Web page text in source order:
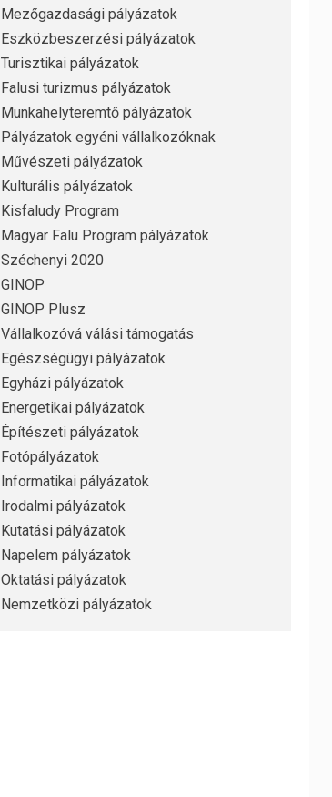
Mezőgazdasági pályázatok
Eszközbeszerzési pályázatok
Turisztikai pályázatok
Falusi turizmus pályázatok
Munkahelyteremtő pályázatok
Pályázatok egyéni vállalkozóknak
Művészeti pályázatok
Kulturális pályázatok
Kisfaludy Program
Magyar Falu Program pályázatok
Széchenyi 2020
GINOP
GINOP Plusz
Vállalkozóvá válási támogatás
Egészségügyi pályázatok
Egyházi pályázatok
Energetikai pályázatok
Építészeti pályázatok
Fotópályázatok
Informatikai pályázatok
Irodalmi pályázatok
Kutatási pályázatok
Napelem pályázatok
Oktatási pályázatok
Nemzetközi pályázatok